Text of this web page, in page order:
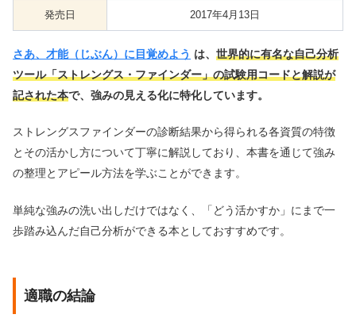
発売日 2017年4月13日
さあ、才能（じぶん）に目覚めよう は、 世界的に有名な自己分析
ツール「ストレングス・ファインダー」の試験用コードと解説が
記された本で、強みの見える化に特化しています。
ストレングスファインダーの診断結果から得られる各資質の特徴
とその活かし方について丁寧に解説しており、本書を通じて強み
の整理とアピール方法を学ぶことができます。
単純な強みの洗い出しだけではなく、「どう活かすか」にまで一
歩踏み込んだ自己分析ができる本としておすすめです。
適職の結論